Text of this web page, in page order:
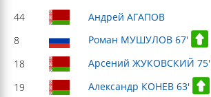
44
Андрей АГАПОВ
8
Роман МУШУЛОВ 67'
18
Арсений ЖУКОВСКИЙ 75'
19
Александр КОНЕВ 63'